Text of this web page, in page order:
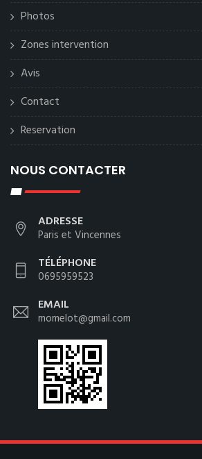
Photos
Zones intervention
Avis
Contact
Reservation
NOUS CONTACTER
ADRESSE
Paris et Vincennes
TÉLÉPHONE
0695959523
EMAIL
momelot@gmail.com